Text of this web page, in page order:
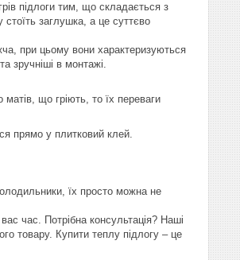
підлоги тим, що складається з
заглушка, а це суттєво
при цьому вони характеризуються
зручніші в монтажі.
що гріють, то їх переваги
прямо у плитковий клей.
їх просто можна не
час. Потрібна консультація? Наші
товару. Купити теплу підлогу – це